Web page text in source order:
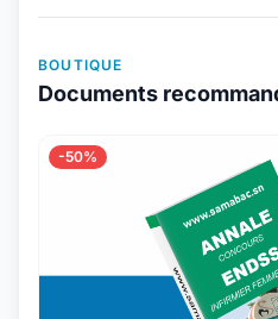
BOUTIQUE
Documents
-50%